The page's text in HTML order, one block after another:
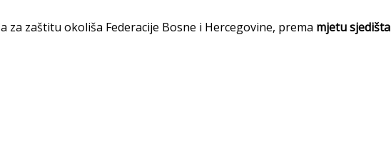
za zaštitu okoliša Federacije Bosne i Hercegovine, prema mjetu